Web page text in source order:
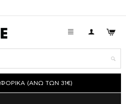
(ΑΝΩ ΤΩΝ 31€)